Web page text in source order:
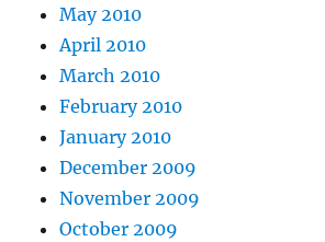
May 2010
April 2010
March 2010
February 2010
January 2010
December 2009
November 2009
October 2009